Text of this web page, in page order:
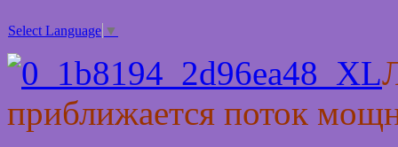
Select Language ▼
приближается поток